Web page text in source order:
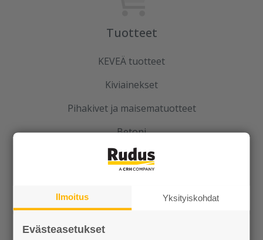
Tuotteet
KEVEÄ tuotteet
Kiviainekset
Pihakivet ja maisematuotteet
Betoni
Kaivot ja putket
Porraselementit
Julkisivuelementit
Ilmoitus Yksityiskohdat
Evästeasetukset